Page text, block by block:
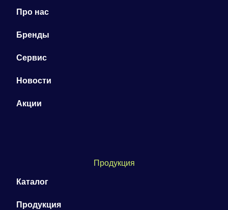
Про нас
Бренды
Сервис
Новости
Акции
Продукция
Каталог
Продукция